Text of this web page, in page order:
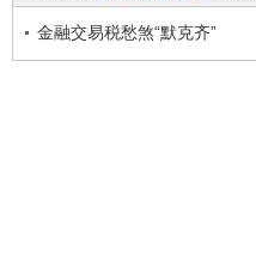
金融交易税愁煞“默克齐”